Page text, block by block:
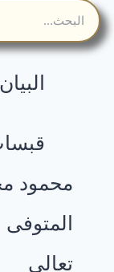
محمود
تعالى